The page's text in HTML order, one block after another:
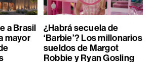
a Brasil
mayor
¿Habrá secuela de
‘Barbie’? Los millonarios
sueldos de Margot
Robbie y Ryan Gosling